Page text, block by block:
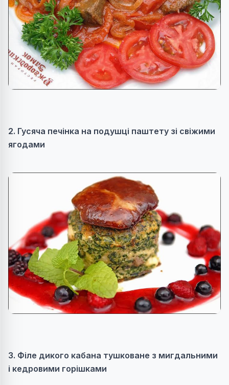
2. Гусяча печінка на подушці паштету зі свіжими
ягодами
3. Філе дикого кабана тушковане з мигдальними
і кедровими горішками